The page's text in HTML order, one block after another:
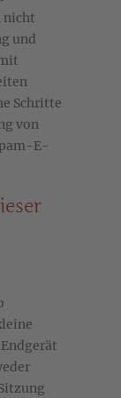
nicht
und
Schritte
von
E-